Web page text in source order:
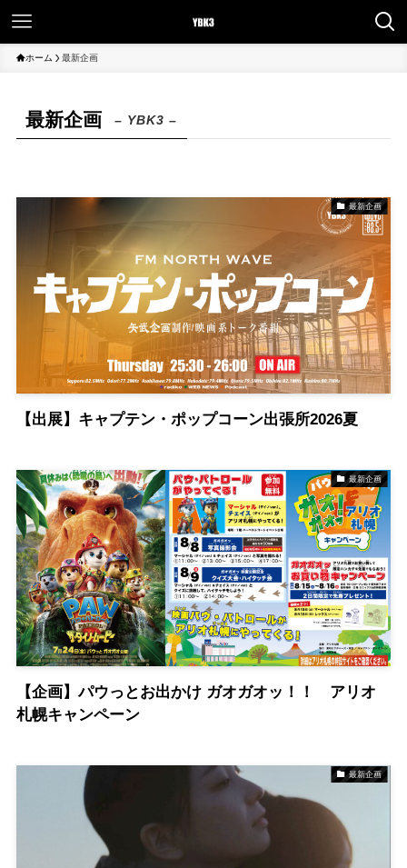
ホーム 最新企画
最新企画 – YBK3 –
最新企画
【出展】キャプテン・ポップコーン出張所2026夏
最新企画
【企画】パウっとお出かけ ガオガオッ！！ アリオ
札幌キャンペーン
最新企画